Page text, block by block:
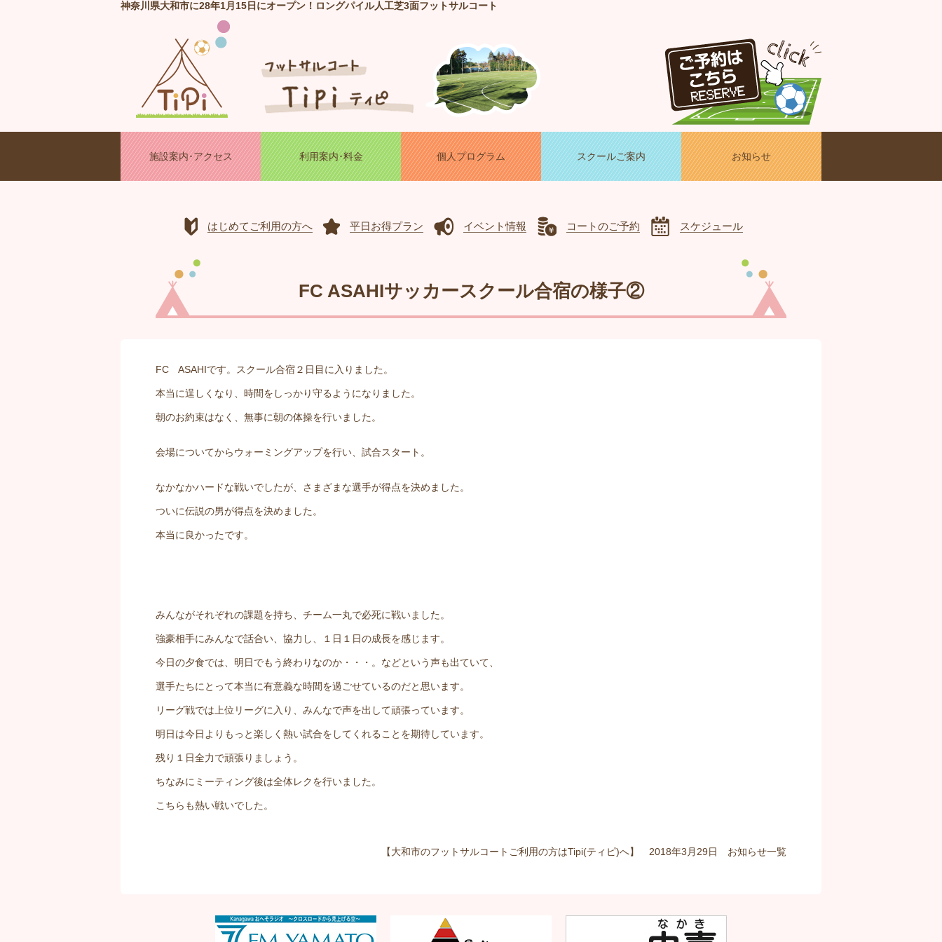
神奈川県大和市に28年1月15日にオープン！ロングパイル人工芝3面フットサルコート
施設案内･アクセス 利用案内･料金 個人プログラム スクールご案内 お知らせ
はじめてご利用の方へ 平日お得プラン イベント情報 コートのご予約 スケジュール
FC ASAHIサッカースクール合宿の様子②
FC ASAHIです。スクール合宿２日目に入りました。
本当に逞しくなり、時間をしっかり守るようになりました。
朝のお約束はなく、無事に朝の体操を行いました。
会場についてからウォーミングアップを行い、試合スタート。
なかなかハードな戦いでしたが、さまざまな選手が得点を決めました。
ついに伝説の男が得点を決めました。
本当に良かったです。
みんながそれぞれの課題を持ち、チーム一丸で必死に戦いました。
強豪相手にみんなで話合い、協力し、１日１日の成長を感じます。
今日の夕食では、明日でもう終わりなのか・・・。などという声も出ていて、
選手たちにとって本当に有意義な時間を過ごせているのだと思います。
リーグ戦では上位リーグに入り、みんなで声を出して頑張っています。
明日は今日よりもっと楽しく熱い試合をしてくれることを期待しています。
残り１日全力で頑張りましょう。
ちなみにミーティング後は全体レクを行いました。
こちらも熱い戦いでした。
【大和市のフットサルコートご利用の方はTipi(ティピ)へ】 2018年3月29日 お知らせ一覧